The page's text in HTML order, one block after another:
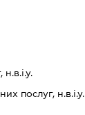
послуг, н.в.і.у.